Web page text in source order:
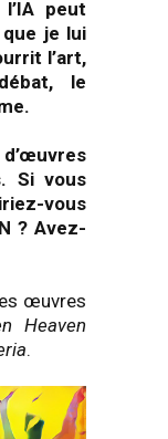
peut
je lui
l’art,
le
Si vous
vous
? Avez-
œuvres
Heaven
.